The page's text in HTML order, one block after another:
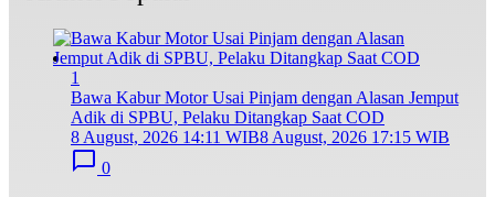
1
Bawa Kabur Motor Usai Pinjam dengan Alasan Jemput
Adik di SPBU, Pelaku Ditangkap Saat COD
8 August, 2026 14:11 WIB8 August, 2026 17:15 WIB
0